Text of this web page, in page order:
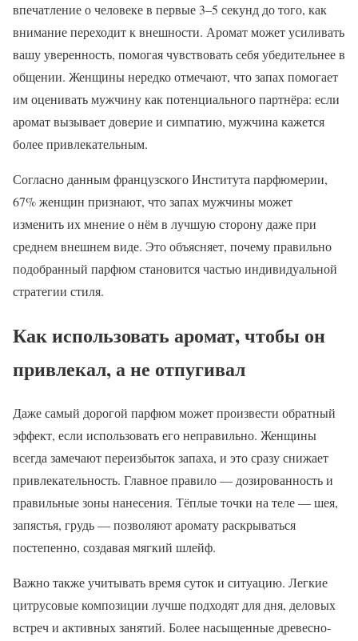
впечатление о человеке в первые 3–5 секунд до того, как
внимание переходит к внешности. Аромат может усиливать
вашу уверенность, помогая чувствовать себя убедительнее в
общении. Женщины нередко отмечают, что запах помогает
им оценивать мужчину как потенциального партнёра: если
аромат вызывает доверие и симпатию, мужчина кажется
более привлекательным.
Согласно данным французского Института парфюмерии,
67% женщин признают, что запах мужчины может
изменить их мнение о нём в лучшую сторону даже при
среднем внешнем виде. Это объясняет, почему правильно
подобранный парфюм становится частью индивидуальной
стратегии стиля.
Как использовать аромат, чтобы он
привлекал, а не отпугивал
Даже самый дорогой парфюм может произвести обратный
эффект, если использовать его неправильно. Женщины
всегда замечают переизбыток запаха, и это сразу снижает
привлекательность. Главное правило — дозированность и
правильные зоны нанесения. Тёплые точки на теле — шея,
запястья, грудь — позволяют аромату раскрываться
постепенно, создавая мягкий шлейф.
Важно также учитывать время суток и ситуацию. Легкие
цитрусовые композиции лучше подходят для дня, деловых
встреч и активных занятий. Более насыщенные древесно-